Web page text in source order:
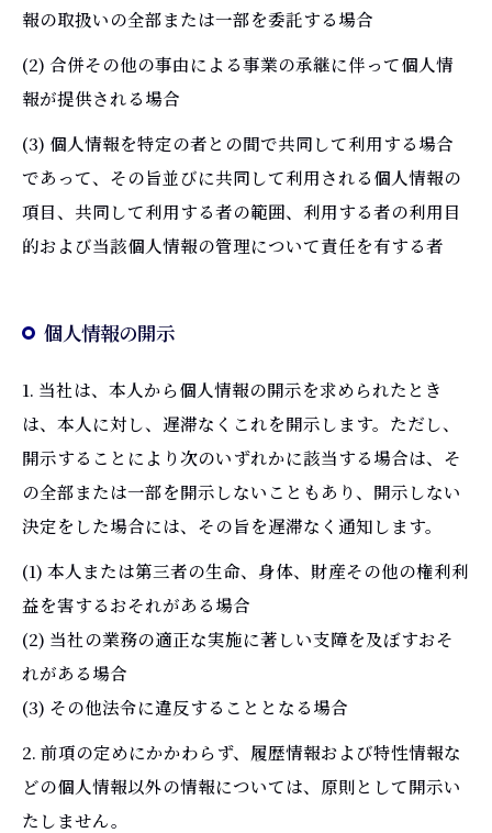
報の取扱いの全部または一部を委託する場合
(2) 合併その他の事由による事業の承継に伴って個人情
報が提供される場合
(3) 個人情報を特定の者との間で共同して利用する場合
であって、その旨並びに共同して利用される個人情報の
項目、共同して利用する者の範囲、利用する者の利用目
的および当該個人情報の管理について責任を有する者
個人情報の開示
1. 当社は、本人から個人情報の開示を求められたとき
は、本人に対し、遅滞なくこれを開示します。ただし、
開示することにより次のいずれかに該当する場合は、そ
の全部または一部を開示しないこともあり、開示しない
決定をした場合には、その旨を遅滞なく通知します。
(1) 本人または第三者の生命、身体、財産その他の権利利
益を害するおそれがある場合
(2) 当社の業務の適正な実施に著しい支障を及ぼすおそ
れがある場合
(3) その他法令に違反することとなる場合
2. 前項の定めにかかわらず、履歴情報および特性情報な
どの個人情報以外の情報については、原則として開示い
たしません。